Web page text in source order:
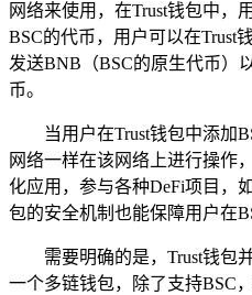
网络来使用，在Trust钱包中，
BSC的代币，用户可以在Trust
发送BNB（BSC的原生代币）
币。
当用户在Trust钱包中添加
网络一样在该网络上进行操作
化应用，参与各种DeFi项目，
包的安全机制也能保障用户在
需要明确的是，Trust钱包
一个多链钱包，除了支持BSC